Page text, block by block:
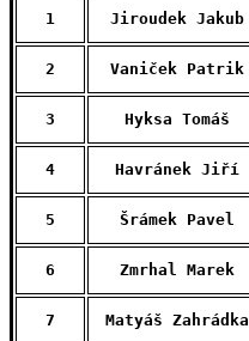
1 Jiroudek Jakub
2 Vaniček Patrik
3 Hyksa Tomáš
4 Havránek Jiří
5 Šrámek Pavel
6 Zmrhal Marek
7 Matyáš Zahrádka